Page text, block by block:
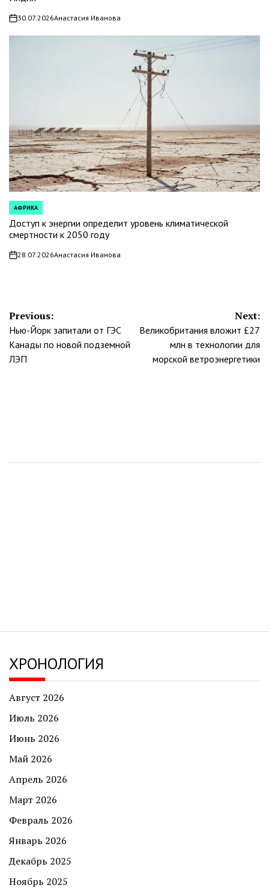
on30.07.2026Анастасия Иванова
POSTED
IN
АФРИКА
Доступ к энергии определит уровень климатической
смертности к 2050 году
on28.07.2026Анастасия Иванова
Навигация
по
записям
Previous:
Нью-Йорк запитали от ГЭС
Канады по новой подземной
ЛЭП
Next:
Великобритания вложит £27
млн в технологии для
морской ветроэнергетики
ХРОНОЛОГИЯ
Август 2026
Июль 2026
Июнь 2026
Май 2026
Апрель 2026
Март 2026
Февраль 2026
Январь 2026
Декабрь 2025
Ноябрь 2025